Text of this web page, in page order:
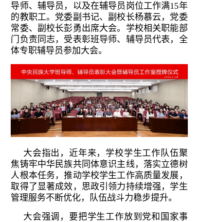
导师、辅导员，以及在辅导员岗位工作满15年
的教职工。党委副书记、副校长杨慕云，党委
常委、副校长彭勇出席大会。学校相关职能部
门负责同志，受表彰班导师、辅导员代表，全
体专职辅导员参加大会。
大会指出，近年来，学校学生工作队伍聚
焦铸牢中华民族共同体意识主线，落实立德树
人根本任务，推动学校学生工作高质量发展，
取得了显著成效，思政引领力持续增强，学生
管理服务不断优化，队伍战斗力稳步提升。
大会强调，要把学生工作放到党和国家事